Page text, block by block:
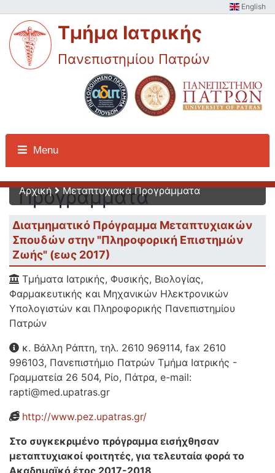
English
Τμήμα Ιατρικής
Πανεπιστημίου Πατρών
Menu
Μεταπτυχιακά
Προγράμματα
Αρχική Μεταπτυχιακά Προγράμματα
Διατμηματικό Πρόγραμμα Μεταπτυχιακών
Σπουδών στην "Πληροφορική Επιστημών
Ζωής" (εως 2017)
Τμήματα Ιατρικής, Φυσικής, Βιολογίας,
Φαρμακευτικής και Μηχανικών Ηλεκτρονικών
Υπολογιστών και Πληροφορικής Πανεπιστημίου
Πατρών
κ. Βάλλη Ράπτη, τηλ. 2610 969114, fax 2610
996103, Πανεπιστήμιο Πατρών Τμήμα Ιατρικής -
Γραμματεία 26 504, Ρίο, Πάτρα, e-mail:
rapti@med.upatras.gr
http://www.pez.upatras.gr/
Στο συγκεκριμένο πρόγραμμα εισήχθησαν
μεταπτυχιακοί φοιτητές, για τελευταία φορά το
Ακαδημαϊκό έτος 2017-2018